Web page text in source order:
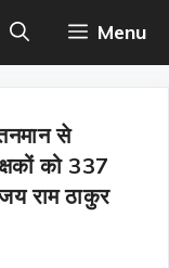
Menu
से
को 337
राम ठाकुर